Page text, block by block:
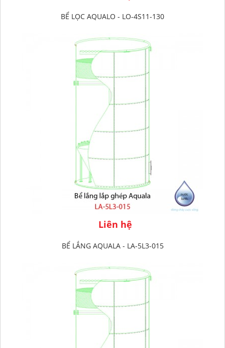
BỂ LỌC AQUALO - LO-4S11-130
Liên hệ
BỂ LẮNG AQUALA - LA-5L3-015